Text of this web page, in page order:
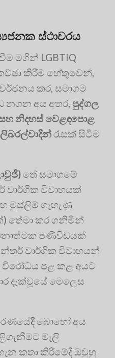
ස්ථාවරය
මගින් LGBTIQ
කිරීම හේතුවෙන්,
කර, සමාගම
නගන අය අතර, පුද්ගල
සහ නිදහස් වෙළඳපොළ
ලිබරල්වාදීන්රැසක් සිටීම
තේ සමාගමේ
වාර්ගික විවාහයක්
මුස්ලිම් ගැහැණු
තේමා කර ගනිමින්
පණිවිඩයක්
වාර්ගික විවාහයන්
විරෝධය පළ කළ අයට
දැක්වූයේ මෙලෙස
බොහෝ අය
මැලි
කතා කිරීමේදී ඔවුහු